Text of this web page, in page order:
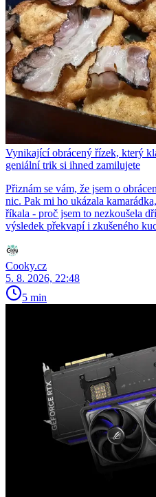
Vynikající obrácený řízek, který
geniální trik si ihned zamilujete
Přiznám se vám, že jsem o
nic. Pak mi ho ukázala
říkala - proč jsem to nezkoušela
výsledek překvapí i zkušeného
Cooky.cz
5. 8. 2026, 22:48
5 min